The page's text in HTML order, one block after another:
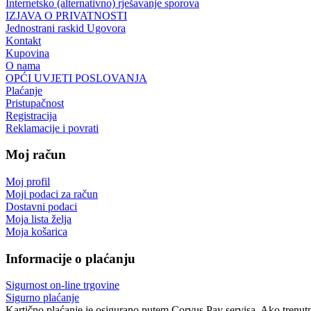
Internetsko (alternativno) rješavanje sporova
IZJAVA O PRIVATNOSTI
Jednostrani raskid Ugovora
Kontakt
Kupovina
O nama
OPĆI UVJETI POSLOVANJA
Plaćanje
Pristupačnost
Registracija
Reklamacije i povrati
Moj račun
Moj profil
Moji podaci za račun
Dostavni podaci
Moja lista želja
Moja košarica
Informacije o plaćanju
Sigurnost on-line trgovine
Sigurno plaćanje